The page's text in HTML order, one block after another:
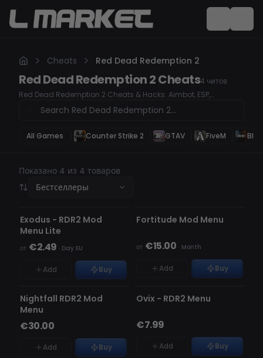
Cheats Red Dead Redemption 2
Red Dead Redemption 2Cheats4 читов
Red Dead Redemption 2 Cheats & Hacks: Aimbot, ESP,
All Games Counter Strike 2 GTAV FiveM
Показано 4 из 4 товаров
Бестселлеры
НЕТ В НАЛИЧИИ
Exodus - RDR2 Mod
Menu Lite
от €2.49 · Day EU
Add Buy
НЕТ В НАЛИЧИИ
Fortitude Mod Menu
от €15.00 · Month
Add Buy
НЕТ В НАЛИЧИИ
НЕ ОБНАРУЖЕН
Nightfall RDR2 Mod
Menu
€30.00
Add Buy
НЕТ В НАЛИЧИИ
НЕ ОБНАРУЖЕН
Ovix - RDR2 Menu
€7.99
Add Buy